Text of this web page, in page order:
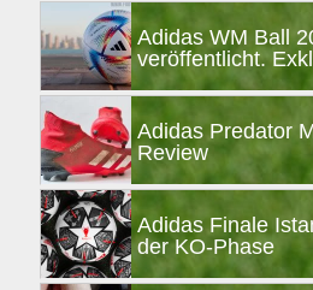
Adidas WM Ball
veröffentlicht.
Adidas Predator
Review
Adidas Finale
der KO-Phase